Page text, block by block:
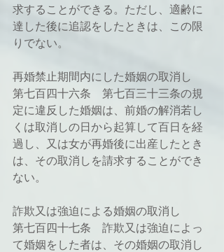
求することができる。ただし、適齢に
達した後に追認をしたときは、この限
りでない。
再婚禁止期間内にした婚姻の取消し
第七百四十六条　第七百三十三条の規
定に違反した婚姻は、前婚の解消若し
くは取消しの日から起算して百日を経
過し、又は女が再婚後に出産したとき
は、その取消しを請求することができ
ない。
詐欺又は強迫による婚姻の取消し
第七百四十七条　詐欺又は強迫によっ
て婚姻をした者は、その婚姻の取消し